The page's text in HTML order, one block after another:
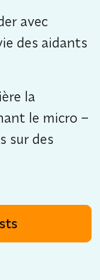
avec
des aidants
la
le micro –
sur des